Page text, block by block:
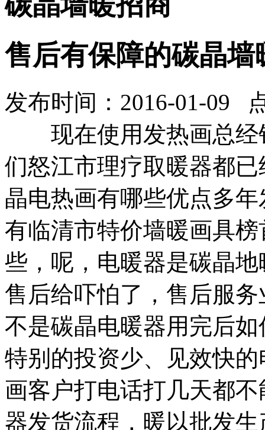
售后有保障的碳晶墙
发布时间：2016-01-09
现在使用发热画总经
们怒江市理疗取暖器都已
晶电热画有哪些优点多
有临清市特价墙暖画具榜
些， 呢， 电暖器是碳晶地
售后给吓怕了，售后服务
不是碳晶电暖器用完后
特别的投资少、见效快
画客户打电话打几天都不
器发货流程， 暖以批发生